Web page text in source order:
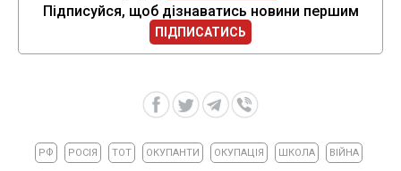
Підписуйся, щоб дізнаватись новини першим
ПІДПИСАТИСЬ
РФ РОСІЯ ТОТ ОКУПАНТИ ОКУПАЦІЯ ШКОЛА ВІЙНА